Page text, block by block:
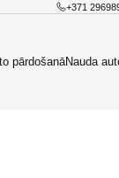
+371
pārdošanāNauda